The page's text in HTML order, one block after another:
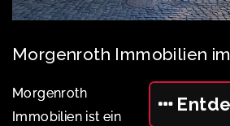
Morgenroth Immobilien
Morgenroth
Immobilien ist ein